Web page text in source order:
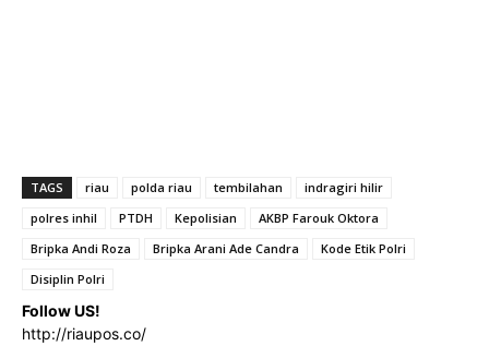
TAGS riau polda riau tembilahan
indragiri hilir
polres inhil
PTDH Kepolisian
AKBP Farouk Oktora
Bripka Andi Roza
Bripka Arani Ade Candra
Kode Etik Polri
Disiplin Polri
Follow US!
http://riaupos.co/